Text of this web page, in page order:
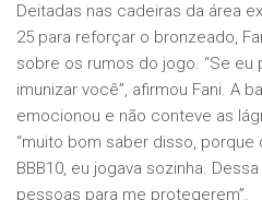
Deitadas nas cadeiras da área
25 para reforçar o bronzeado,
sobre os rumos do jogo. “Se eu
imunizar você”, afirmou Fani. A
emocionou e não conteve as
“muito bom saber disso, porque
BBB10, eu jogava sozinha.
pessoas para me protegerem”.